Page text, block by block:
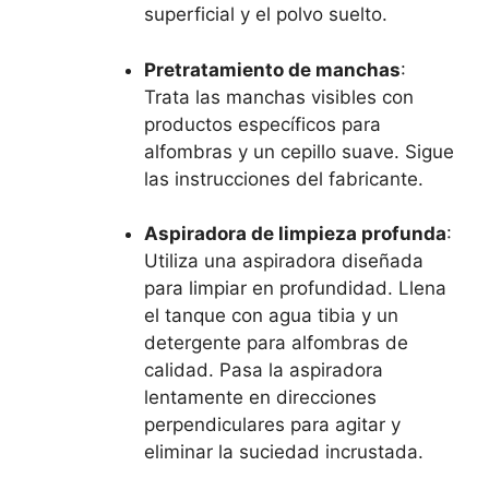
superficial y el polvo suelto.
Pretratamiento de manchas:
Trata las manchas visibles con
productos específicos para
alfombras y un cepillo suave. Sigue
las instrucciones del fabricante.
Aspiradora de limpieza profunda:
Utiliza una aspiradora diseñada
para limpiar en profundidad. Llena
el tanque con agua tibia y un
detergente para alfombras de
calidad. Pasa la aspiradora
lentamente en direcciones
perpendiculares para agitar y
eliminar la suciedad incrustada.